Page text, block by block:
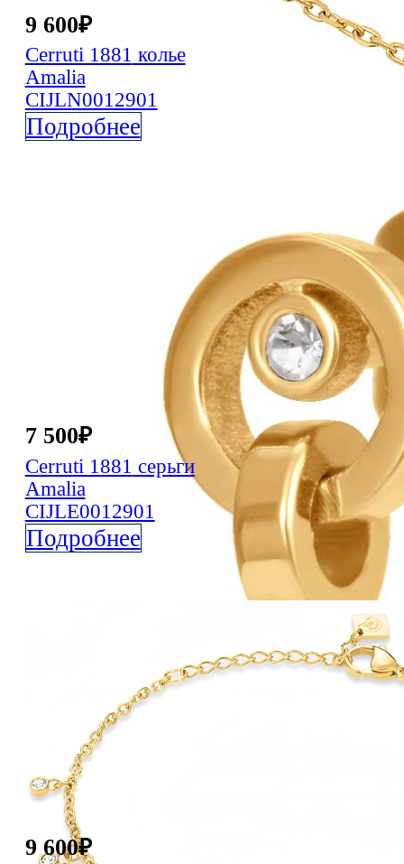
9 600₽
Cerruti 1881 колье
Amalia
CIJLN0012901
Подробнее
7 500₽
Cerruti 1881 серьги
Amalia
CIJLE0012901
Подробнее
9 600₽